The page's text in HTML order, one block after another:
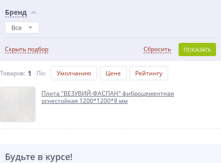
Бренд
Все
Скрыть подбор ПОКАЗАТЬ
Сбросить
Товаров: 1 По: Умолчанию Цене Рейтингу
Плита "ВЕЗУВИЙ-ФАСПАН" фиброцементная
огнестойкая 1200*1200*8 мм
Будьте в курсе!